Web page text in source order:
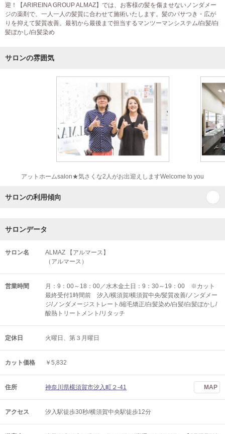
迎！【ARIREINA GROUP ALMAZ】では、お客様の髪を傷ませないノンダメー
ジの薬剤で、一人一人の髪質に合わせて施術いたします。髪のパサつき・広が
りを抑えて髪質改善。最初から最後まで担当するマンツーマンシステム/白髪/白
髪ぼかし/白髪染め
サロンの雰囲気
アットホームsalon★気さくな2人がお出迎えしますWelcome to you
サロンの利用傾向
サロンデータ
サロン名
ALMAZ 【アルマース】
（アルマース）
営業時間
月：9：00～18：00／水木金土日：9：30～19：00 ※カット
最終受付1時間前 汐入/横須賀/横須賀中央/髪質改善/ノンダメー
ジ/ノンダメージストレート/縮毛矯正/白髪染め/白髪/白髪ぼかし/
酸熱トリートメント/リタッチ
定休日 火曜日、第３月曜日
カット価格 ￥5,832
住所 神奈川県横須賀市汐入町２-41 MAP
アクセス 汐入駅徒歩30秒/横須賀中央駅徒歩12分